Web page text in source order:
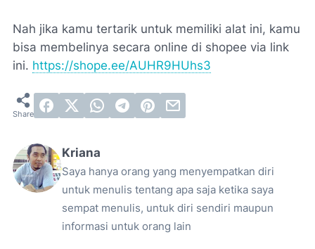
Nah jika kamu tertarik untuk memiliki alat ini, kamu
bisa membelinya secara online di shopee via link
ini. https://shope.ee/AUHR9HUhs3
Kriana
Saya hanya orang yang menyempatkan diri
untuk menulis tentang apa saja ketika saya
sempat menulis, untuk diri sendiri maupun
informasi untuk orang lain